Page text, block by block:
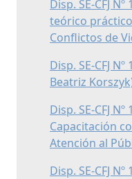
Disp. SE-CFJ
teórico
Conflictos de
Disp. SE-CFJ
Beatriz
Disp. SE-CFJ
Capacitación
Atención al
Disp. SE-CFJ